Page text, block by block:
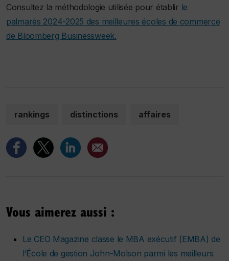
Consultez la méthodologie utilisée pour établir le
palmarès 2024-2025 des meilleures écoles de commerce
de Bloomberg Businessweek.
rankings distinctions affaires
Vous aimerez aussi :
Le CEO Magazine classe le MBA exécutif (EMBA) de
l’École de gestion John-Molson parmi les meilleurs